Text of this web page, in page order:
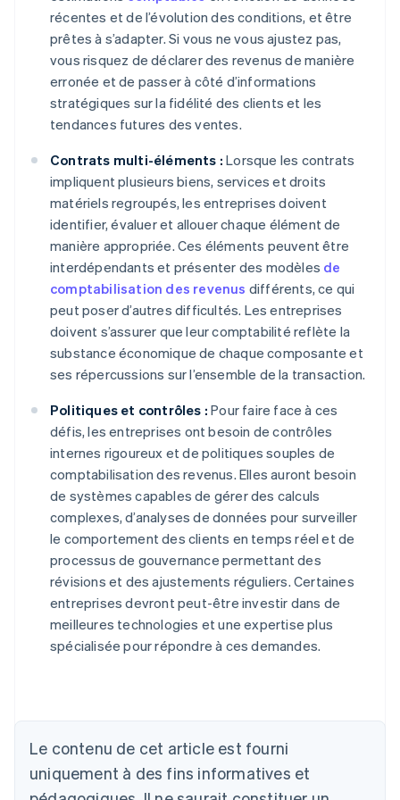
récentes et de l’évolution des conditions, et être
prêtes à s’adapter. Si vous ne vous ajustez pas,
vous risquez de déclarer des revenus de manière
erronée et de passer à côté d’informations
stratégiques sur la fidélité des clients et les
tendances futures des ventes.
Contrats multi-éléments : Lorsque les contrats
impliquent plusieurs biens, services et droits
matériels regroupés, les entreprises doivent
identifier, évaluer et allouer chaque élément de
manière appropriée. Ces éléments peuvent être
interdépendants et présenter des modèles de
comptabilisation des revenus différents, ce qui
peut poser d’autres difficultés. Les entreprises
doivent s’assurer que leur comptabilité reflète la
substance économique de chaque composante et
ses répercussions sur l’ensemble de la transaction.
Politiques et contrôles : Pour faire face à ces
défis, les entreprises ont besoin de contrôles
internes rigoureux et de politiques souples de
comptabilisation des revenus. Elles auront besoin
de systèmes capables de gérer des calculs
complexes, d’analyses de données pour surveiller
le comportement des clients en temps réel et de
processus de gouvernance permettant des
révisions et des ajustements réguliers. Certaines
entreprises devront peut-être investir dans de
meilleures technologies et une expertise plus
spécialisée pour répondre à ces demandes.
Le contenu de cet article est fourni
uniquement à des fins informatives et
Allemagne
DeutschEnglish
Australie